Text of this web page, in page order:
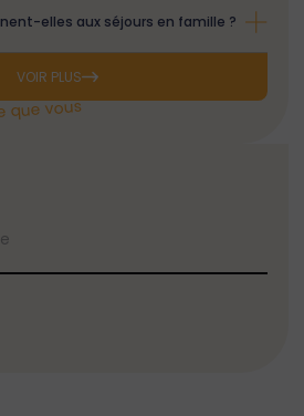
elles aux séjours en famille ?
tout en partageant des
pour les familles ou
et à la sérénité.
VOIR PLUS
que vous